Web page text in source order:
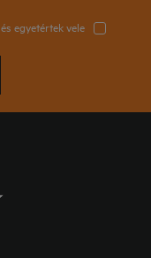
és egyetértek vele